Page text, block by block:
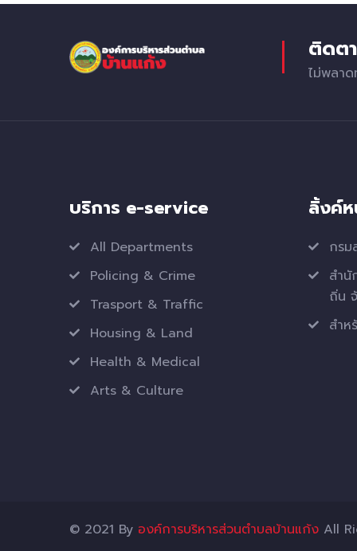
ติดต
ไม่พลาด
บริการ e-service
All Departments
Policing & Crime
Trasport & Traffic
Housing & Land
Health & Medical
Arts & Culture
ลิ้งค์
กรม
สำนั
ถิ่น
สำห
© 2021 By องค์การบริหารส่วนตำบลบ้านแก้ง All